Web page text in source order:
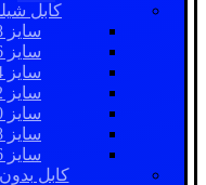
کابل
سایز AWG28
سایز AWG26
سایز AWG24
سایز AWG22
سایز AWG20
سایز AWG18
سایز AWG16
کابل